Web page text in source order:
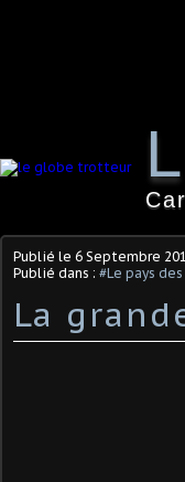
Publié le 6 Septembre
Publié dans : #Le pays
La